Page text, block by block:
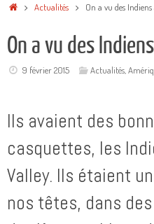
AccueilActualités On a vu des
On a vu des
9 février 2015 Actualités ,
Ils avaient des
casquettes, les
Valley. Ils étaient
nos têtes, dans